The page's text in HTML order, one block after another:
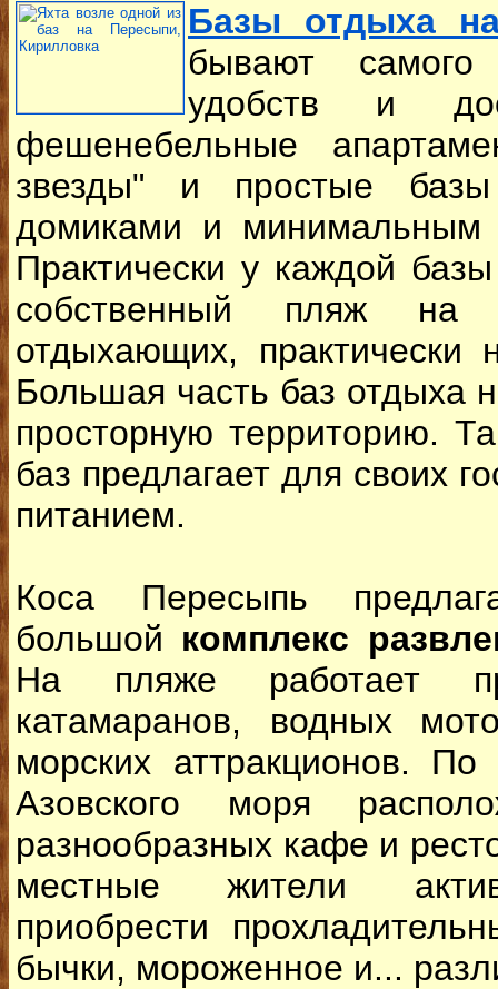
Базы отдыха
бывают самого
удобств и
фешенебельные
звезды" и простые
домиками и минимальным
Практически у каждой
собственный пляж на
отдыхающих, практически
Большая часть баз отдыха
просторную территорию.
баз предлагает для своих
питанием.
Коса Пересыпь
большой комплекс
На пляже работает
катамаранов, водных
морских аттракционов.
Азовского моря
разнообразных кафе и
местные жители
приобрести
бычки, мороженное и...